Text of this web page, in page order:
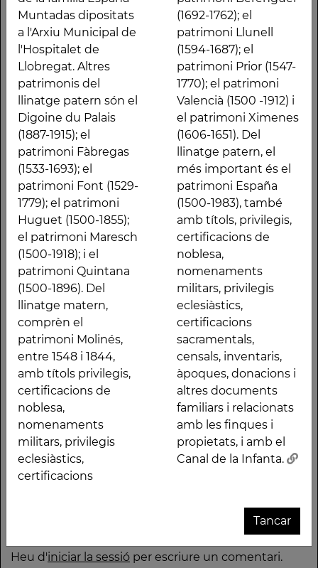
Muntadas dipositats
a l'Arxiu Municipal de
l'Hospitalet de
Llobregat. Altres
patrimonis del
llinatge patern són el
Digoine du Palais
(1887-1915); el
patrimoni Fàbregas
(1533-1693); el
patrimoni Font (1529-
1779); el patrimoni
Huguet (1500-1855);
el patrimoni Maresch
(1500-1918); i el
patrimoni Quintana
(1500-1896). Del
llinatge matern,
comprèn el
patrimoni Molinés,
entre 1548 i 1844,
amb títols privilegis,
certificacions de
noblesa,
nomenaments
militars, privilegis
eclesiàstics,
certificacions
(1692-1762); el
patrimoni Llunell
(1594-1687); el
patrimoni Prior (1547-
1770); el patrimoni
Valencià (1500 -1912) i
el patrimoni Ximenes
(1606-1651). Del
llinatge patern, el
més important és el
patrimoni España
(1500-1983), també
amb títols, privilegis,
certificacions de
noblesa,
nomenaments
militars, privilegis
eclesiàstics,
certificacions
sacramentals,
censals, inventaris,
àpoques, donacions i
altres documents
familiars i relacionats
amb les finques i
propietats, i amb el
Canal de la Infanta.
Tancar
du Palais (1887-1915); el
patrimoni Fàbregas
(1533-1693); el
patrimoni Font (1529-
1779); el patrimoni
Huguet (1500-1855); el
patrimoni Maresch
(1500-1918); i el
patrimoni Quintana
(1500-1896). Del
llinatge matern,
comprèn el patrimoni
Molinés, entre 1548 i
1844, amb títols
privilegis, certificacions
de noblesa,
nomenaments
militars, privilegis
eclesiàstics,
certificacions
sacramentals, censals,
(1606-1651). Del llinatge
patern, el més
important és el
patrimoni España
(1500-1983), també
amb títols, privilegis,
certificacions de
noblesa,
nomenaments
militars, privilegis
eclesiàstics,
certificacions
sacramentals, censals,
inventaris, àpoques,
donacions i altres
documents familiars i
relacionats amb les
finques i propietats, i
amb el Canal de la
Infanta.
Altres traces
DE
de la
bruna
de
Montserrat
Maria de
Montserrat
Heu d'iniciar la sessió per escriure un comentari.